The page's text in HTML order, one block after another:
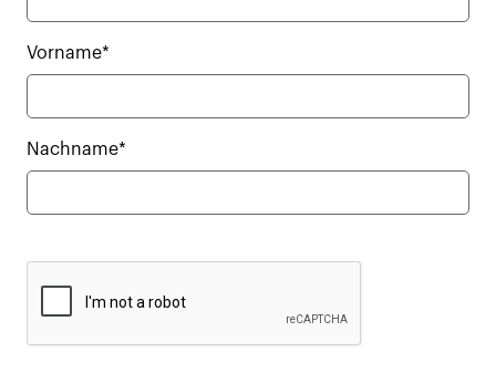
Vorname*
Nachname*